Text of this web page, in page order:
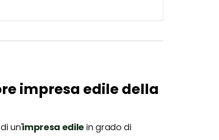
impresa edile della
un'impresa edile in grado di